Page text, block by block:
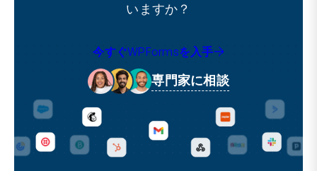
いますか？
今すぐWPFormsを入手
専門家に相談